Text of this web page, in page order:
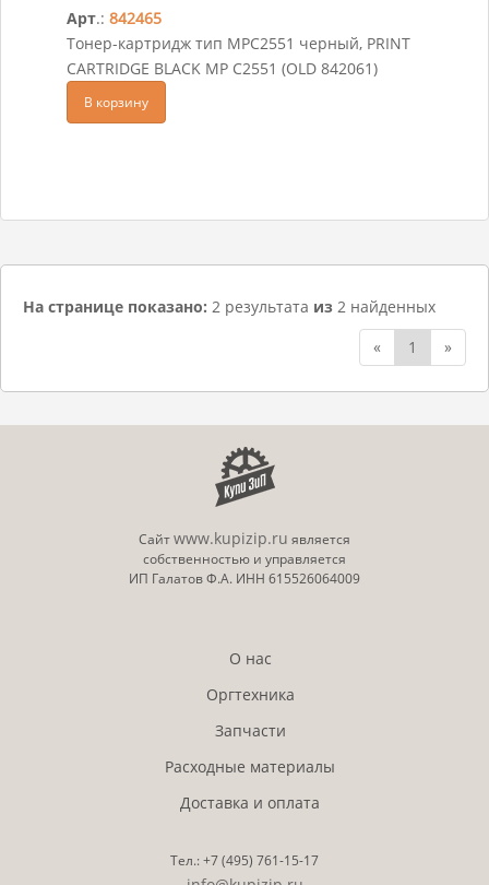
Арт.: 842465
Тонер-картридж тип MPC2551 черный, PRINT
CARTRIDGE BLACK MP C2551 (OLD 842061)
В корзину
На странице показано: 2 результата из 2 найденных
«
1 »
Сайтwww.kupizip.ru является
собственностью и управляется
ИП Галатов Ф.А. ИНН 615526064009
О нас
Оргтехника
Запчасти
Расходные материалы
Доставка и оплата
Тел.:+7 (495) 761-15-17